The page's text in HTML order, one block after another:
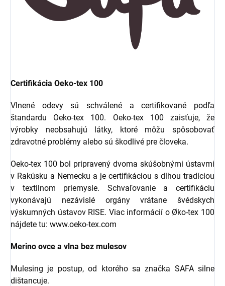
Certifikácia Oeko-tex 100
Vlnené odevy sú schválené a certifikované podľa
štandardu Oeko-tex 100. Oeko-tex 100 zaisťuje, že
výrobky neobsahujú látky, ktoré môžu spôsobovať
zdravotné problémy alebo sú škodlivé pre človeka.
Oeko-tex 100 bol pripravený dvoma skúšobnými ústavmi
v Rakúsku a Nemecku a je certifikáciou s dlhou tradíciou
v textilnom priemysle. Schvaľovanie a certifikáciu
vykonávajú nezávislé orgány vrátane švédskych
výskumných ústavov RISE. Viac informácií o Øko-tex 100
nájdete tu: www.oeko-tex.com
Merino ovce a vlna bez mulesov
Mulesing je postup, od ktorého sa značka SAFA silne
dištancuje.